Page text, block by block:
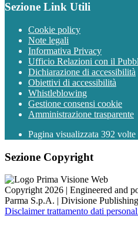
Sezione Link Utili
Cookie policy
Note legali
Informativa Privacy
Ufficio Relazioni con il
Dichiarazione di accessibilità
Obiettivi di accessibilità
Whistleblowing
Gestione consensi cookie
Amministrazione trasparente
Pagina visualizzata 392 volte
Sezione Copyright
Copyright 2026 | Engineered and
Parma S.p.A. | Divisione
Disclaimer trattamento dati